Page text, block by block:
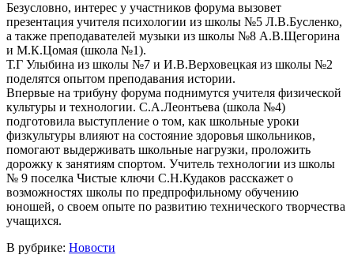
Безусловно, интерес у участников форума вызовет
презентация учителя психологии из школы №5 Л.В.Бусленко,
а также преподавателей музыки из школы №8 А.В.Щегорина
и М.К.Цомая (школа №1).
Т.Г Улыбина из школы №7 и И.В.Верховецкая из школы №2
поделятся опытом преподавания истории.
Впервые на трибуну форума поднимутся учителя физической
культуры и технологии. С.А.Леонтьева (школа №4)
подготовила выступление о том, как школьные уроки
физкультуры влияют на состояние здоровья школьников,
помогают выдерживать школьные нагрузки, проложить
дорожку к занятиям спортом. Учитель технологии из школы
№ 9 поселка Чистые ключи С.Н.Кудаков расскажет о
возможностях школы по предпрофильному обучению
юношей, о своем опыте по развитию технического творчества
учащихся.
В рубрике: Новости